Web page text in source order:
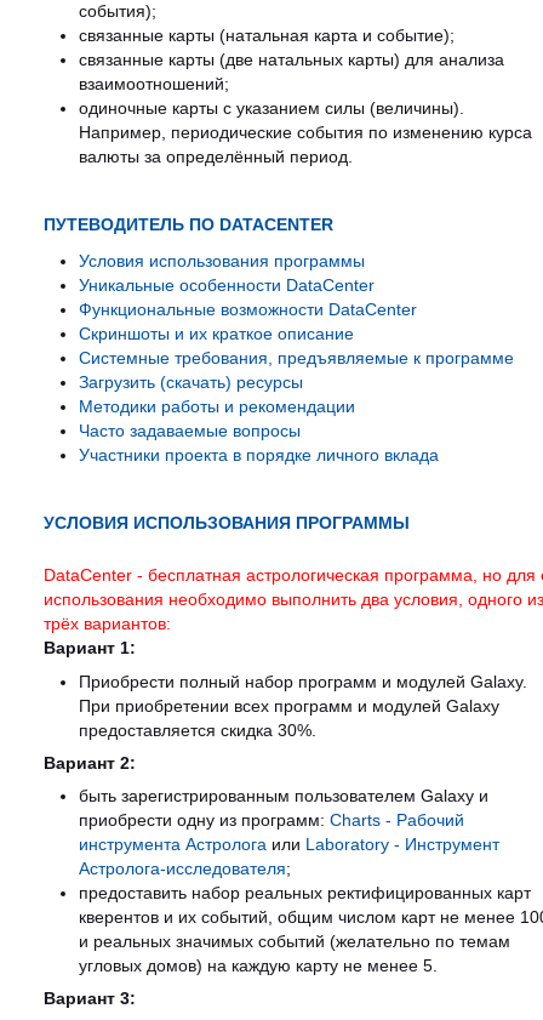
события);
связанные карты (натальная карта и событие);
связанные карты (две натальных карты) для анализа
взаимоотношений;
одиночные карты с указанием силы (величины).
Например, периодические события по изменению курса
валюты за определённый период.
ПУТЕВОДИТЕЛЬ ПО DATACENTER
Условия использования программы
Уникальные особенности DataCenter
Функциональные возможности DataCenter
Скриншоты и их краткое описание
Системные требования, предъявляемые к программе
Загрузить (скачать) ресурсы
Методики работы и рекомендации
Часто задаваемые вопросы
Участники проекта в порядке личного вклада
УСЛОВИЯ ИСПОЛЬЗОВАНИЯ ПРОГРАММЫ
DataCenter - бесплатная астрологическая программа, но для
использования необходимо выполнить два условия, одного из
трёх вариантов:
Вариант 1:
Приобрести полный набор программ и модулей Galaxy.
При приобретении всех программ и модулей Galaxy
предоставляется скидка 30%.
Вариант 2:
быть зарегистрированным пользователем Galaxy и
приобрести одну из программ: Charts - Рабочий
инструмента Астролога или Laboratory - Инструмент
Астролога-исследователя;
предоставить набор реальных ректифицированных карт
кверентов и их событий, общим числом карт не менее
и реальных значимых событий (желательно по темам
угловых домов) на каждую карту не менее 5.
Вариант 3: